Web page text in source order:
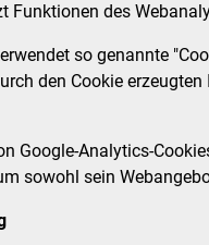
Funktionen des
so genannte
den Cookie
Google-Analytics-
sowohl sein